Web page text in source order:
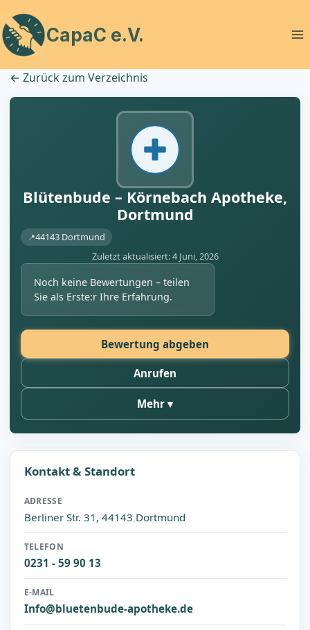
Inhalt
springen
CapaC e.V.
← Zurück zum Verzeichnis
Blütenbude – Körnebach Apotheke,
Dortmund
44143 Dortmund
Zuletzt aktualisiert: 4 Juni, 2026
Noch keine Bewertungen – teilen
Sie als Erste:r Ihre Erfahrung.
Bewertung abgeben
Anrufen
Mehr
Kontakt & Standort
ADRESSE
Berliner Str. 31, 44143 Dortmund
TELEFON
0231 - 59 90 13
E-MAIL
Info@bluetenbude-apotheke.de